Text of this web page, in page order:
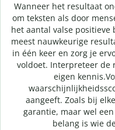
Wanneer het resultaat
om teksten als door
het aantal valse
meest nauwkeurige
in één keer en zorg je
voldoet. Interpreteer de
eigen kennis.
aangeeft. Zoals bij
garantie, maar wel
belang is wie